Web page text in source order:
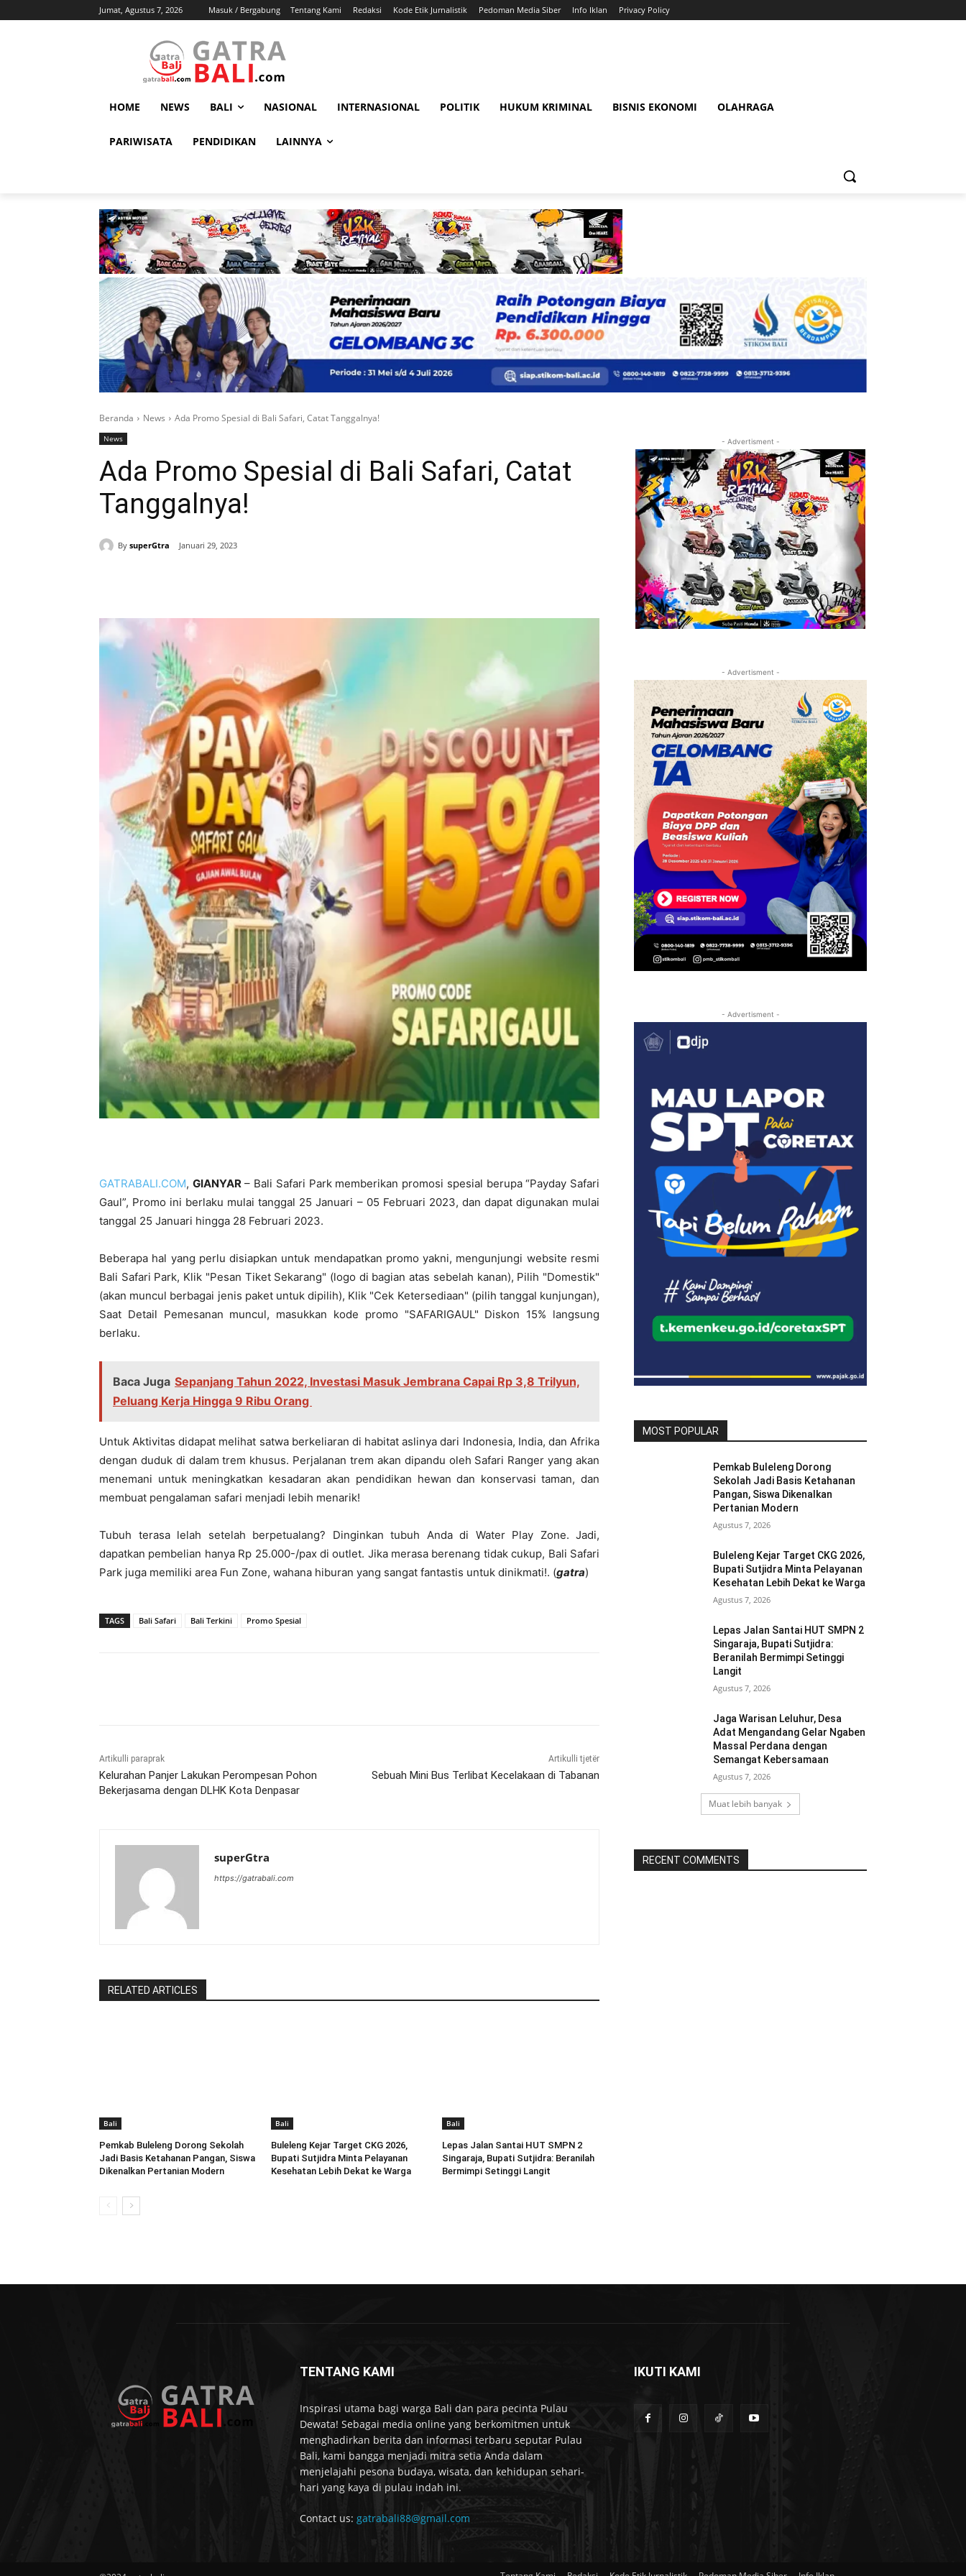
Jumat, Agustus 7, 2026 Masuk / Bergabung Tentang Kami Redaksi Kode Etik Jurnalistik Pedoman Media Siber Info Iklan Privacy Policy
HOME NEWS BALI NASIONAL INTERNASIONAL POLITIK HUKUM KRIMINAL BISNIS EKONOMI OLAHRAGA
PARIWISATA PENDIDIKAN LAINNYA
Beranda News Ada Promo Spesial di Bali Safari, Catat Tanggalnya!
News
Ada Promo Spesial di Bali Safari, Catat
Tanggalnya!
By superGtra Januari 29, 2023
GATRABALI.COM, GIANYAR– Bali Safari Park memberikan promosi spesial berupa “Payday Safari
Gaul”, Promo ini berlaku mulai tanggal 25 Januari – 05 Februari 2023, dan dapat digunakan mulai
tanggal 25 Januari hingga 28 Februari 2023.
Beberapa hal yang perlu disiapkan untuk mendapatkan promo yakni, mengunjungi website resmi
Bali Safari Park, Klik "Pesan Tiket Sekarang" (logo di bagian atas sebelah kanan), Pilih "Domestik"
(akan muncul berbagai jenis paket untuk dipilih), Klik "Cek Ketersediaan" (pilih tanggal kunjungan),
Saat Detail Pemesanan muncul, masukkan kode promo "SAFARIGAUL" Diskon 15% langsung
berlaku.
Baca Juga Sepanjang Tahun 2022, Investasi Masuk Jembrana Capai Rp 3,8 Trilyun,
Peluang Kerja Hingga 9 Ribu Orang
Untuk Aktivitas didapat melihat satwa berkeliaran di habitat aslinya dari Indonesia, India, dan Afrika
dengan duduk di dalam trem khusus. Perjalanan trem akan dipandu oleh Safari Ranger yang akan
menemani untuk meningkatkan kesadaran akan pendidikan hewan dan konservasi taman, dan
membuat pengalaman safari menjadi lebih menarik!
Tubuh terasa lelah setelah berpetualang? Dinginkan tubuh Anda di Water Play Zone. Jadi,
dapatkan pembelian hanya Rp 25.000-/pax di outlet. Jika merasa berenang tidak cukup, Bali Safari
Park juga memiliki area Fun Zone, wahana hiburan yang sangat fantastis untuk dinikmati!. (gatra)
TAGS Bali Safari Bali Terkini Promo Spesial
Artikulli paraprak
Kelurahan Panjer Lakukan Perompesan Pohon
Bekerjasama dengan DLHK Kota Denpasar
Artikulli tjetër
Sebuah Mini Bus Terlibat Kecelakaan di Tabanan
superGtra
https://gatrabali.com
RELATED ARTICLES
Bali
Pemkab Buleleng Dorong Sekolah
Jadi Basis Ketahanan Pangan, Siswa
Dikenalkan Pertanian Modern
Bali
Buleleng Kejar Target CKG 2026,
Bupati Sutjidra Minta Pelayanan
Kesehatan Lebih Dekat ke Warga
Bali
Lepas Jalan Santai HUT SMPN 2
Singaraja, Bupati Sutjidra: Beranilah
Bermimpi Setinggi Langit
- Advertisment -
- Advertisment -
- Advertisment -
MOST POPULAR
Pemkab Buleleng Dorong
Sekolah Jadi Basis Ketahanan
Pangan, Siswa Dikenalkan
Pertanian Modern
Agustus 7, 2026
Buleleng Kejar Target CKG 2026,
Bupati Sutjidra Minta Pelayanan
Kesehatan Lebih Dekat ke Warga
Agustus 7, 2026
Lepas Jalan Santai HUT SMPN 2
Singaraja, Bupati Sutjidra:
Beranilah Bermimpi Setinggi
Langit
Agustus 7, 2026
Jaga Warisan Leluhur, Desa
Adat Mengandang Gelar Ngaben
Massal Perdana dengan
Semangat Kebersamaan
Agustus 7, 2026
Muat lebih banyak
RECENT COMMENTS
TENTANG KAMI
Inspirasi utama bagi warga Bali dan para pecinta Pulau
Dewata! Sebagai media online yang berkomitmen untuk
menghadirkan berita dan informasi terbaru seputar Pulau
Bali, kami bangga menjadi mitra setia Anda dalam
menjelajahi pesona budaya, wisata, dan kehidupan sehari-
hari yang kaya di pulau indah ini.
Contact us: gatrabali88@gmail.com
IKUTI KAMI